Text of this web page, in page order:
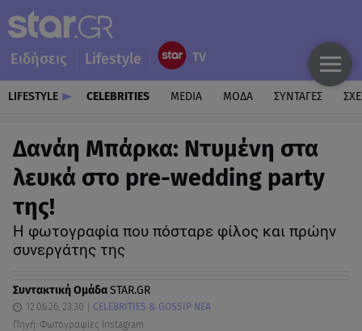
Ειδήσεις Lifestyle
LIFESTYLE CELEBRITIES MEDIA ΜΟΔΑ ΣΥΝΤΑΓΕΣ
Δανάη Μπάρκα: Ντυμένη στα
λευκά στο pre-wedding party
της!
Η φωτογραφία που πόσταρε φίλος και πρώην
συνεργάτης της
Συντακτική ΟμάδαSTAR.GR
12.06.26, 23:30
CELEBRITIES & GOSSIP ΝΕΑ
Πηγή: Φωτογραφίες Instagram